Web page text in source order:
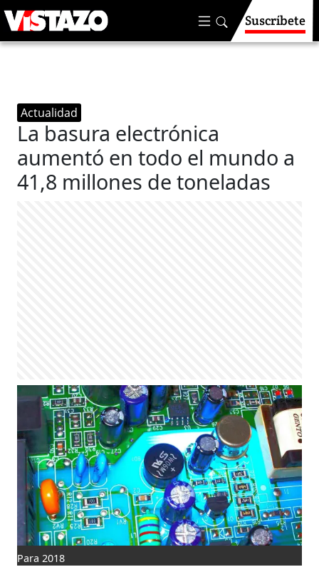
Suscríbete
Actualidad
La basura electrónica
aumentó en todo el mundo a
41,8 millones de toneladas
Para 2018